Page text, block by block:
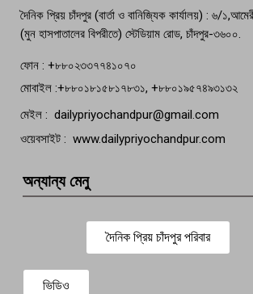
দৈনিক প্রিয় চাঁদপুর (বার্তা ও বানিজ্যিক কার্যালয়) : ৬/
(মুন হাসপাতালের বিপরীতে) স্টেডিয়াম রোড, চাঁদপুর-৩৬০০.
ফোন : +৮৮০২৩৩৭৭৪১০৭০
মোবাইল :+৮৮০১৮১৫৮১৭৮৩১, +৮৮০১৯৫৭৪৯৩১৩২
মেইল : dailypriyochandpur@gmail.com
ওয়েবসাইট : www.dailypriyochandpur.com
অন্যান্য মেনু
দৈনিক প্রিয় চাঁদপুর পরিবার
ভিডিও